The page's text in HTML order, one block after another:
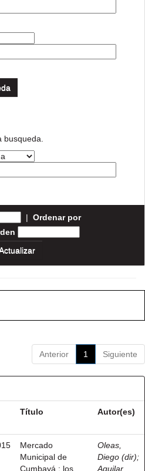
busqueda.
| Ordenar por
Anterior 1 Siguiente
Título Autor(es)
Mercado
Municipal de
Cumbayá : los
Oleas,
Diego (dir);
Aguilar